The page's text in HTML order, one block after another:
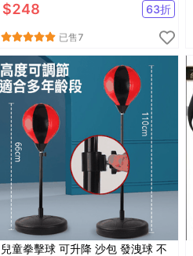
$248 63折
已售7
兒童拳擊球 可升降 沙包 發洩球 不